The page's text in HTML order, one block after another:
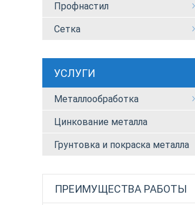
Профнастил
Сетка
УСЛУГИ
Металлообработка
Цинкование металла
Грунтовка и покраска металла
ПРЕИМУЩЕСТВА РАБОТЫ